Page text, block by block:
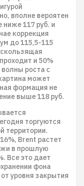
вполне вероятен
ниже 117 руб. и
коррекция
до 115,5-115
и 50%
роста с
может
формация не
выше 118 руб.
торгуются
территории.
Brent растет
в прошлую
Все это дает
фона
уровня закрытия